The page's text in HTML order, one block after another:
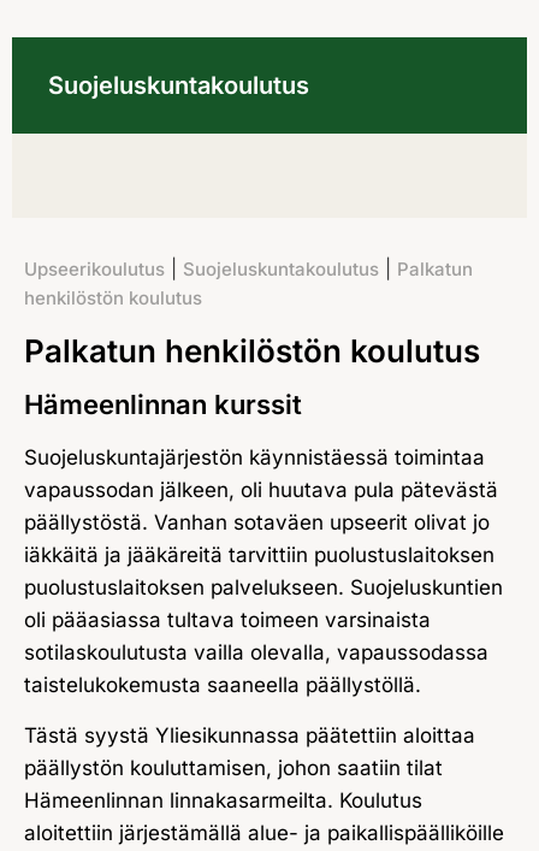
Suojeluskuntakoulutus
Upseerikoulutus Suojeluskuntakoulutus
Palkatun
henkilöstön koulutus
Palkatun henkilöstön koulutus
Hämeenlinnan kurssit
Suojeluskuntajärjestön käynnistäessä toimintaa
vapaussodan jälkeen, oli huutava pula pätevästä
päällystöstä. Vanhan sotaväen upseerit olivat jo
iäkkäitä ja jääkäreitä tarvittiin puolustuslaitoksen
puolustuslaitoksen palvelukseen. Suojeluskuntien
oli pääasiassa tultava toimeen varsinaista
sotilaskoulutusta vailla olevalla, vapaussodassa
taistelukokemusta saaneella päällystöllä.
Tästä syystä Yliesikunnassa päätettiin aloittaa
päällystön kouluttamisen, johon saatiin tilat
Hämeenlinnan linnakasarmeilta. Koulutus
aloitettiin järjestämällä alue- ja paikallispäälliköille